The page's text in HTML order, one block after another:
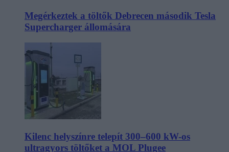
Megérkeztek a töltők Debrecen második Tesla
Supercharger állomására
Kilenc helyszínre telepít 300–600 kW-os
ultragyors töltőket a MOL Plugee